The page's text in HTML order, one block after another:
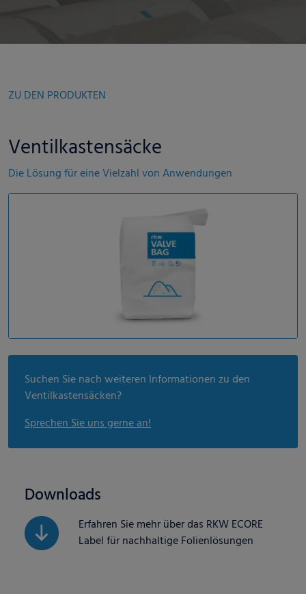
ZU DEN PRODUKTEN
Ventilkastensäcke
Die Lösung für eine Vielzahl von Anwendungen
Suchen Sie nach weiteren Informationen zu den
Ventilkastensäcken?
Sprechen Sie uns gerne an!
Downloads
Erfahren Sie mehr über das RKW ECORE
Label für nachhaltige Folienlösungen